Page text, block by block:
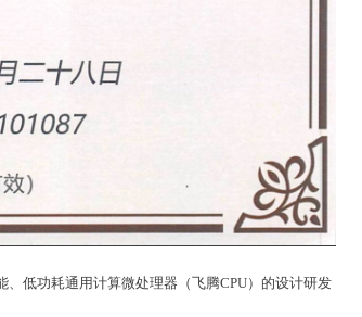
低功耗通用计算微处理器（飞腾CPU）的设计研发